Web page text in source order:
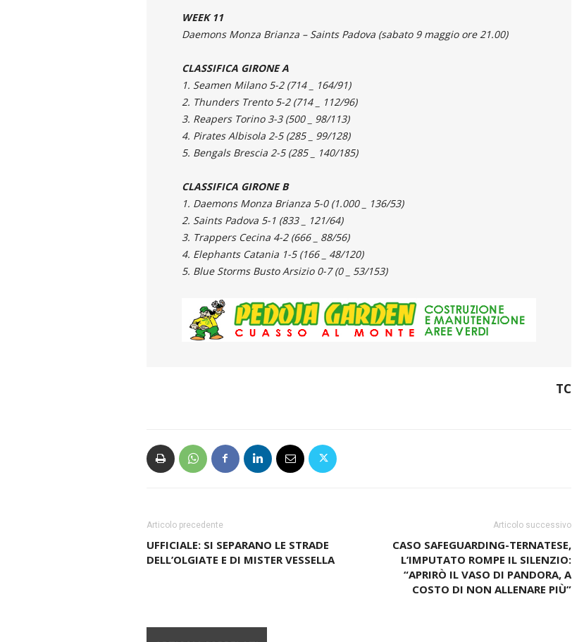
WEEK 11
Daemons Monza Brianza – Saints Padova (sabato 9 maggio ore 21.00)
CLASSIFICA GIRONE A
1. Seamen Milano 5-2 (714 _ 164/91)
2. Thunders Trento 5-2 (714 _ 112/96)
3. Reapers Torino 3-3 (500 _ 98/113)
4. Pirates Albisola 2-5 (285 _ 99/128)
5. Bengals Brescia 2-5 (285 _ 140/185)
CLASSIFICA GIRONE B
1. Daemons Monza Brianza 5-0 (1.000 _ 136/53)
2. Saints Padova 5-1 (833 _ 121/64)
3. Trappers Cecina 4-2 (666 _ 88/56)
4. Elephants Catania 1-5 (166 _ 48/120)
5. Blue Storms Busto Arsizio 0-7 (0 _ 53/153)
TC
Articolo precedente
UFFICIALE: SI SEPARANO LE STRADE
DELL’OLGIATE E DI MISTER VESSELLA
Articolo successivo
CASO SAFEGUARDING-TERNATESE,
L’IMPUTATO ROMPE IL SILENZIO:
“APRIRÒ IL VASO DI PANDORA, A
COSTO DI NON ALLENARE PIÙ”